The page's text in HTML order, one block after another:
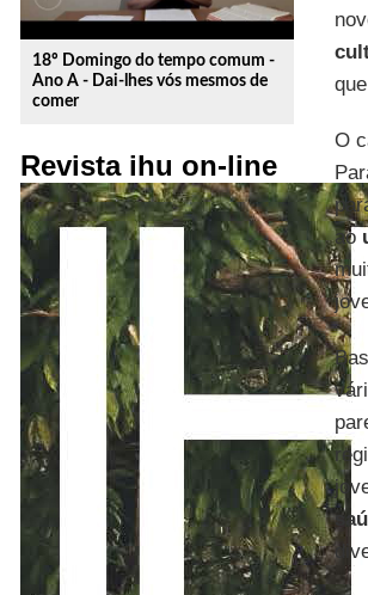
18º Domingo do tempo comum -
Ano A - Dai-lhes vós mesmos de
comer
Revista ihu on-line
O
ao